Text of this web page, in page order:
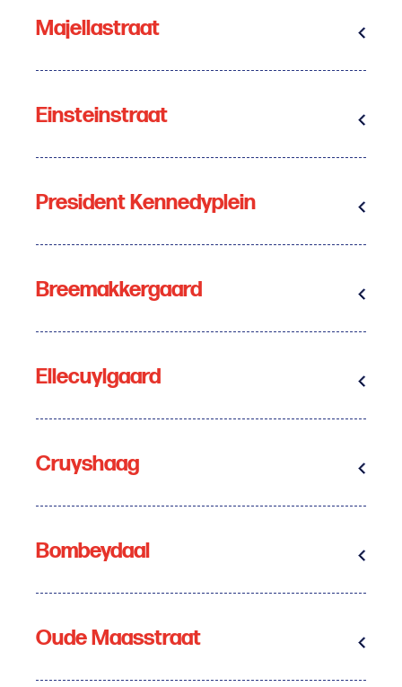
Majellastraat
Einsteinstraat
President Kennedyplein
Breemakkergaard
Ellecuylgaard
Cruyshaag
Bombeydaal
Oude Maasstraat